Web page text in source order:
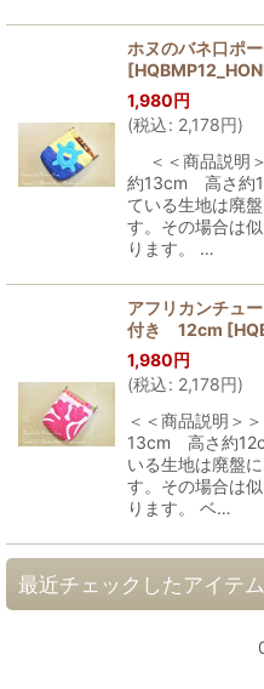
ホヌのバネ口ポ
[
1,980円
(税込: 2,178円)
＜＜商品説明
約13cm 高さ約
ている生地は廃
す。その場合は
ります。 …
アフリカンチュ
付き 12cm [
1,980円
(税込: 2,178円)
＜＜商品説明＞
13cm 高さ約
いる生地は廃盤
す。その場合は
ります。 ベ…
最近チェックしたアイテム